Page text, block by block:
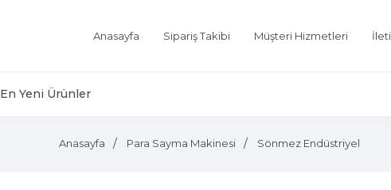
Anasayfa Sipariş Takibi Müşteri Hizmetleri
En Yeni Ürünler
Anasayfa Para Sayma Makinesi Sönmez Endüstriyel